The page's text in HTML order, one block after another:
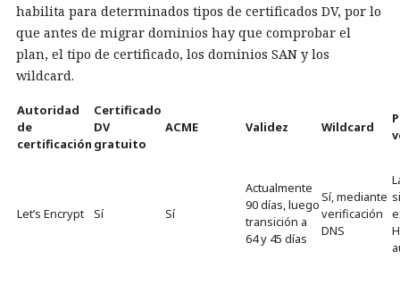
habilita para determinados tipos de certificados DV, por lo
que antes de migrar dominios hay que comprobar el
plan, el tipo de certificado, los dominios SAN y los
wildcard.
Autoridad
de
certificación
Certificado
DV
gratuito
ACME Validez Wildcard
Let’s Encrypt Sí Sí
Actualmente
90 días, luego
transición a
64 y 45 días
Sí, mediante
verificación
DNS